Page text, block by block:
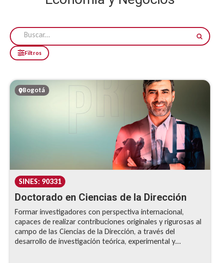
Filtros
Bogotá
SINES: 90331
Doctorado en Ciencias de la Dirección
Formar investigadores con perspectiva internacional,
capaces de realizar contribuciones originales y rigurosas al
campo de las Ciencias de la Dirección, a través del
desarrollo de investigación teórica, experimental y